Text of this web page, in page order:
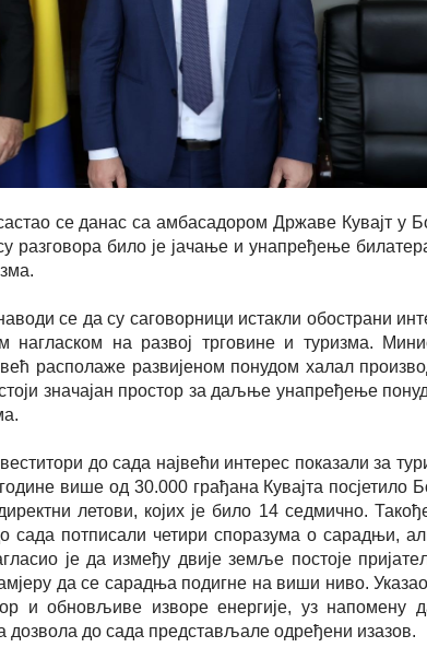
се данас са амбасадором Државе Кувајт у
било је јачање и унапређење
се да су саговорници истакли обострани
на развој трговине и туризма.
располаже развијеном понудом халал
значајан простор за даљње унапређење
до сада највећи интерес показали за
више од 30.000 грађана Кувајта посјетило
летови, којих је било 14 седмично.
сада потписали четири споразума о сарадњи,
је да између двије земље постоје
да се сарадња подигне на виши ниво. Указао
и обновљиве изворе енергије, уз напомену
до сада представљале одређени изазов.